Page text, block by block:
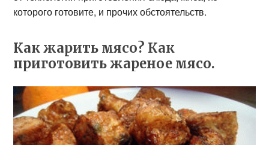
которого готовите, и прочих обстоятельств.
Как жарить мясо? Как
приготовить жареное мясо.